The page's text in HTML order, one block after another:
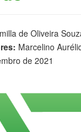
de Oliveira
Marcelino
de 2021